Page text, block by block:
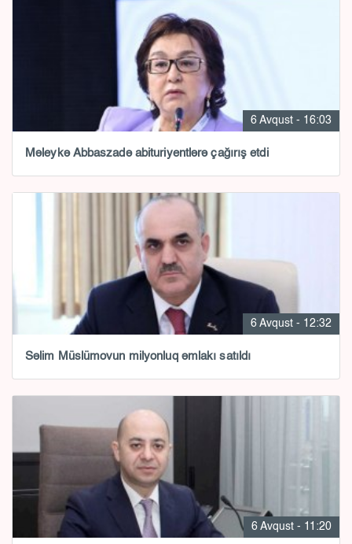
6 Avqust - 16:03
Məleykə Abbaszadə abituriyentlərə çağırış etdi
6 Avqust - 12:32
Səlim Müslümovun milyonluq əmlakı satıldı
6 Avqust - 11:20